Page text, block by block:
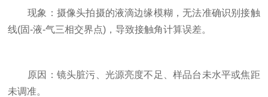
​​现象​​：摄像头拍摄的液滴边缘模糊，无法准确识别接触
线(固-液-气三相交界点)，导致接触角计算误差。
​​原因​​：镜头脏污、光源亮度不足、样品台未水平或焦距
未调准。